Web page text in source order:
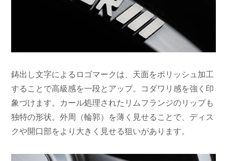
鋳出し文字によるロゴマークは、天面をポリッシュ加工
することで高級感を一段とアップ。コダワリ感を強く印
象づけます。カール処理されたリムフランジのリップも
独特の形状。外周（輪郭）を薄く見せることで、ディス
クや開口部をより大きく見せる狙いがあります。